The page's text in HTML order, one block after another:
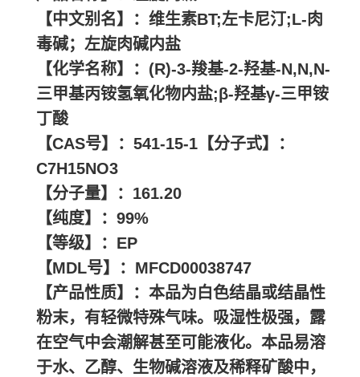
【中文别名】：维生素BT;左卡尼汀;L-肉
毒碱；左旋肉碱内盐
【化学名称】：(R)-3-羧基-2-羟基-N,N,N-
三甲基丙铵氢氧化物内盐;β-羟基γ-三甲铵
丁酸
【CAS号】：541-15-1【分子式】：
C7H15NO3
【分子量】：161.20
【纯度】：99%
【等级】：EP
【MDL号】：MFCD00038747
【产品性质】：本品为白色结晶或结晶性
粉末，有轻微特殊气味。吸湿性极强，露
在空气中会潮解甚至可能液化。本品易溶
于水、乙醇、生物碱溶液及稀释矿酸中，